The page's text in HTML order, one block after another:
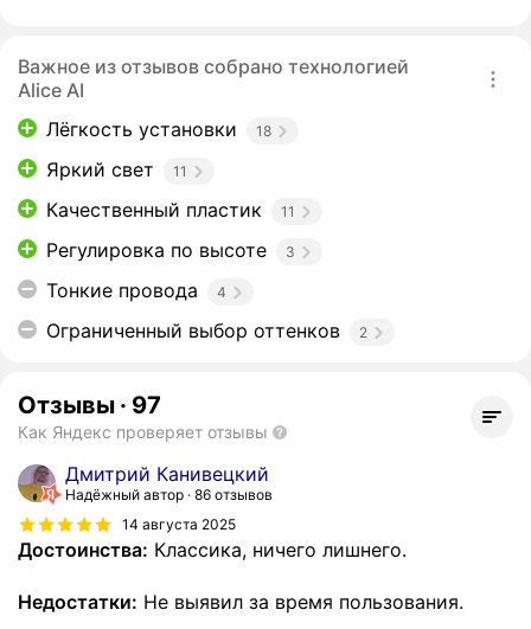
Важное из отзывов собрано технологией
Alice AI
Лёгкость установки
18
Яркий свет 11
Качественный пластик 11
Регулировка по высоте 3
Тонкие провода 4
Ограниченный выбор оттенков 2
Отзывы · 97
Как Яндекс проверяет отзывы
Дмитрий Канивецкий
Надёжный автор 86 отзывов
14 августа 2025
Достоинства: Классика, ничего лишнего.
Недостатки: Не выявил за время пользования.